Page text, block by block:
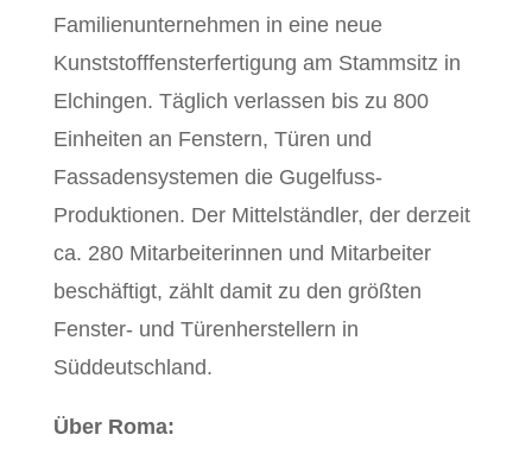
Familienunternehmen in eine neue
Kunststofffensterfertigung am Stammsitz in
Elchingen. Täglich verlassen bis zu 800
Einheiten an Fenstern, Türen und
Fassadensystemen die Gugelfuss-
Produktionen. Der Mittelständler, der derzeit
ca. 280 Mitarbeiterinnen und Mitarbeiter
beschäftigt, zählt damit zu den größten
Fenster- und Türenherstellern in
Süddeutschland.
Über Roma: